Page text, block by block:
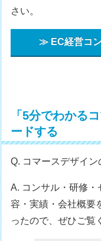
さい。
≫ EC経営コ
「5分でわかる
ードする
Q. コマースデザイ
A. コンサル・研修
容・実績・会社概要
ったので、ぜひご覧